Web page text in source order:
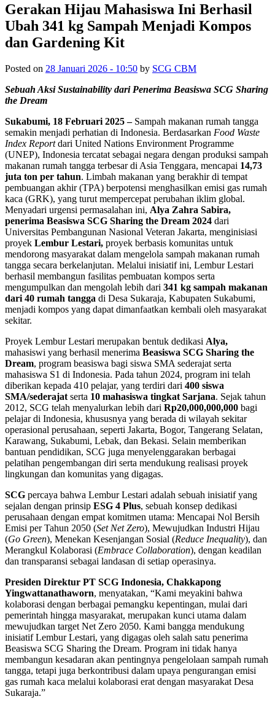
Gerakan Hijau Mahasiswa Ini Berhasil
Ubah 341 kg Sampah Menjadi Kompos
dan Gardening Kit
Posted on 28 Januari 2026 - 10:50 by SCG CBM
Sebuah Aksi Sustainability dari Penerima Beasiswa SCG Sharing
the Dream
Sukabumi, 18 Februari 2025 – Sampah makanan rumah tangga
semakin menjadi perhatian di Indonesia. Berdasarkan Food Waste
Index Reportdari United Nations Environment Programme
(UNEP), Indonesia tercatat sebagai negara dengan produksi sampah
makanan rumah tangga terbesar di Asia Tenggara, mencapai 14,73
juta ton per tahun. Limbah makanan yang berakhir di tempat
pembuangan akhir (TPA) berpotensi menghasilkan emisi gas rumah
kaca (GRK), yang turut mempercepat perubahan iklim global.
Menyadari urgensi permasalahan ini, Alya Zahra Sabira,
penerima Beasiswa SCG Sharing the Dream 2024 dari
Universitas Pembangunan Nasional Veteran Jakarta, menginisiasi
proyek Lembur Lestari, proyek berbasis komunitas untuk
mendorong masyarakat dalam mengelola sampah makanan rumah
tangga secara berkelanjutan. Melalui inisiatif ini, Lembur Lestari
berhasil membangun fasilitas pembuatan kompos serta
mengumpulkan dan mengolah lebih dari 341 kg sampah makanan
dari 40 rumah tangga di Desa Sukaraja, Kabupaten Sukabumi,
menjadi kompos yang dapat dimanfaatkan kembali oleh masyarakat
sekitar.
Proyek Lembur Lestari merupakan bentuk dedikasi Alya,
mahasiswi yang berhasil menerima Beasiswa SCG Sharing the
Dream, program beasiswa bagi siswa SMA sederajat serta
mahasiswa S1 di Indonesia. Pada tahun 2024, program ini telah
diberikan kepada 410 pelajar, yang terdiri dari 400 siswa
SMA/sederajat serta 10 mahasiswa tingkat Sarjana. Sejak tahun
2012, SCG telah menyalurkan lebih dari Rp20,000,000,000 bagi
pelajar di Indonesia, khususnya yang berada di wilayah sekitar
operasional perusahaan, seperti Jakarta, Bogor, Tangerang Selatan,
Karawang, Sukabumi, Lebak, dan Bekasi. Selain memberikan
bantuan pendidikan, SCG juga menyelenggarakan berbagai
pelatihan pengembangan diri serta mendukung realisasi proyek
lingkungan dan komunitas yang digagas.
SCG percaya bahwa Lembur Lestari adalah sebuah inisiatif yang
sejalan dengan prinsip ESG 4 Plus, sebuah konsep dedikasi
perusahaan dengan empat komitmen utama: Mencapai Nol Bersih
Emisi per Tahun 2050 (Set Net Zero), Mewujudkan Industri Hijau
(Go Green), Menekan Kesenjangan Sosial (Reduce Inequality), dan
Merangkul Kolaborasi (Embrace Collaboration), dengan keadilan
dan transparansi sebagai landasan di setiap operasinya.
Presiden Direktur PT SCG Indonesia, Chakkapong
Yingwattanathaworn, menyatakan, “Kami meyakini bahwa
kolaborasi dengan berbagai pemangku kepentingan, mulai dari
pemerintah hingga masyarakat, merupakan kunci utama dalam
mewujudkan target Net Zero 2050. Kami bangga mendukung
inisiatif Lembur Lestari, yang digagas oleh salah satu penerima
Beasiswa SCG Sharing the Dream. Program ini tidak hanya
membangun kesadaran akan pentingnya pengelolaan sampah rumah
tangga, tetapi juga berkontribusi dalam upaya pengurangan emisi
gas rumah kaca melalui kolaborasi erat dengan masyarakat Desa
Sukaraja.”